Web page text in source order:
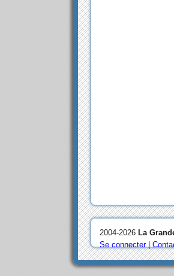
2004-2026 La
Se connecter|